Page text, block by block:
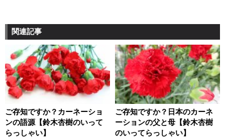
関連記事
ご存知ですか？カーネーショ
ンの語源【鈴木杏樹のいって
らっしゃい】
ご存知ですか？日本のカーネ
ーションの父と母【鈴木杏樹
のいってらっしゃい】